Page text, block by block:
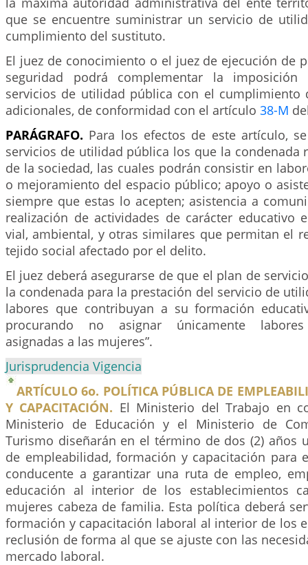
que se encuentre suministrar un servicio de
cumplimiento del sustituto.
El juez de conocimiento o el juez de ejecución de
seguridad podrá complementar la
servicios de utilidad pública con el cumplimiento
adicionales, de conformidad con el artículo 38-M
PARÁGRAFO. Para los efectos de este artículo,
servicios de utilidad pública los que la condenada
de la sociedad, las cuales podrán consistir en
o mejoramiento del espacio público; apoyo o
siempre que estas lo acepten; asistencia a
realización de actividades de carácter educativo
vial, ambiental, y otras similares que permitan el
tejido social afectado por el delito.
El juez deberá asegurarse de que el plan de
la condenada para la prestación del servicio de
labores que contribuyan a su formación
procurando no asignar únicamente labores
asignadas a las mujeres”.
Jurisprudencia Vigencia
ARTÍCULO 6o. POLÍTICA PÚBLICA DE
Y CAPACITACIÓN. El Ministerio del Trabajo en
Ministerio de Educación y el Ministerio de
Turismo diseñarán en el término de dos (2) años
de empleabilidad, formación y capacitación para
conducente a garantizar una ruta de empleo,
educación al interior de los establecimientos
mujeres cabeza de familia. Esta política deberá
formación y capacitación laboral al interior de los
reclusión de forma al que se ajuste con las
mercado laboral.